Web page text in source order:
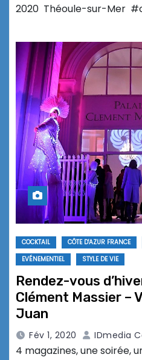
2020 Théoule-sur-Mer
COCKTAIL CÔTE D'AZUR FRANCE
EVÉNEMENTIEL
STYLE DE VIE
Rendez-vous
Clément Massier –
Juan
Fév 1, 2020 IDmedia
4 magazines, une soirée,